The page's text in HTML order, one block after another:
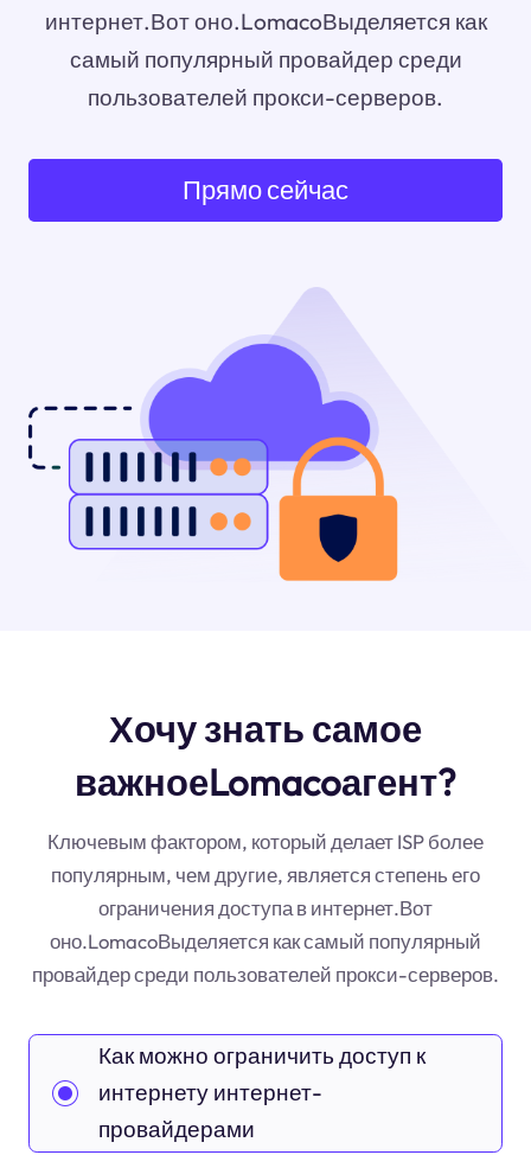
интернет.Вот оно.LomacoВыделяется как
самый популярный провайдер среди
пользователей прокси-серверов.
Прямо сейчас
Хочу знать самое
важноеLomacoагент?
Ключевым фактором, который делает ISP более
популярным, чем другие, является степень его
ограничения доступа в интернет.Вот
оно.LomacoВыделяется как самый популярный
провайдер среди пользователей прокси-серверов.
Как можно ограничить доступ к
интернету интернет-
провайдерами